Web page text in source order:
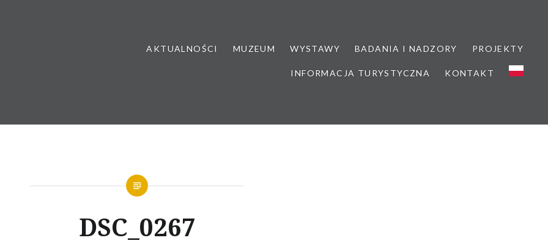
AKTUALNOŚCI MUZEUM WYSTAWY BADANIA I NADZORY PROJEKTY
INFORMACJA TURYSTYCZNA KONTAKT
DSC_0267